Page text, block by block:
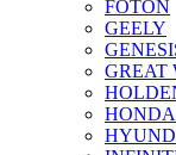
FOTON
GEELY
GREAT
HONDA